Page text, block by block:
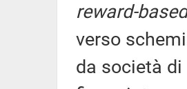
reward-
verso
da società di